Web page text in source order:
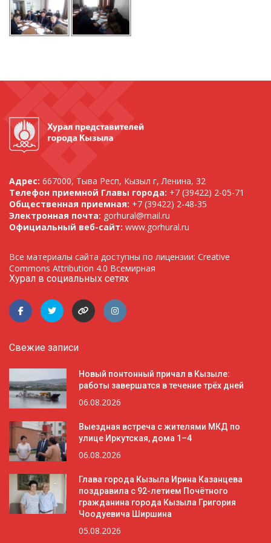
Адрес: 667000, Тыва Респ, Кызыл г, Ленина, 32
Телефон приемной Главы города: +7 (39422) 2-05-71
Общественная приемная: +7 (39422) 2-48-35
Электронная почта: gorhural@mail.ru
Официальный веб-сайт: www.gorhural.ru
Все материалы сайта доступны по лицензии: Creative
Commons Attribution 4.0 Всемирная
Хурал в социальных сетях
Свежие записи
Новый понтонный причал в Кызыле:
работы завершатся в течение трёх дней
06.08.2026
Выездная встреча с жителями МКД по
улице Иркутская, дома 1–4
06.08.2026
Глава города Кызыла Ирина Казанцева
поздравила с 92-летием Почётного
гражданина города Кызыла Григория
Чоодуевича Ширшина
05.08.2026